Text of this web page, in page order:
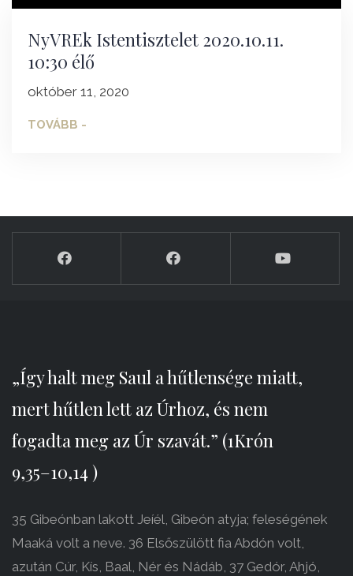
NyVREk Istentisztelet 2020.10.11.
10:30 élő
október 11, 2020
TOVÁBB -
„Így halt meg Saul a hűtlensége miatt,
mert hűtlen lett az Úrhoz, és nem
fogadta meg az Úr szavát.” (1Krón
9,35–10,14 )
35 Gibeónban lakott Jeíél, Gibeón atyja; feleségének
Maaká volt a neve. 36 Elsőszülött fia Abdón volt,
azután Cúr, Kís, Baal, Nér és Nádáb, 37 Gedór, Ahjó,